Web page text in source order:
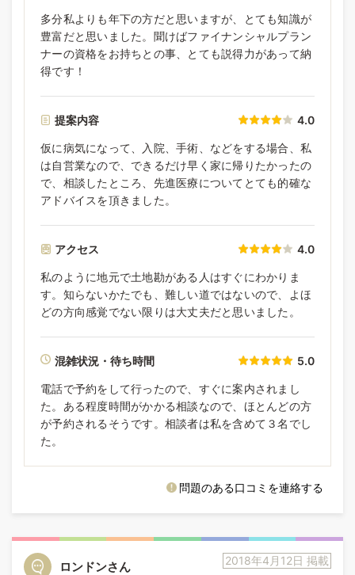
多分私よりも年下の方だと思いますが、とても知識が
豊富だと思いました。聞けばファイナンシャルプラン
ナーの資格をお持ちとの事、とても説得力があって納
得です！
提案内容 4.0
仮に病気になって、入院、手術、などをする場合、私
は自営業なので、できるだけ早く家に帰りたかったの
で、相談したところ、先進医療についてとても的確な
アドバイスを頂きました。
アクセス 4.0
私のように地元で土地勘がある人はすぐにわかりま
す。知らないかたでも、難しい道ではないので、よほ
どの方向感覚でない限りは大丈夫だと思いました。
混雑状況・待ち時間 5.0
電話で予約をして行ったので、すぐに案内されまし
た。ある程度時間がかかる相談なので、ほとんどの方
が予約されるそうです。相談者は私を含めて３名でし
た。
問題のある口コミを連絡する
2018年4月12日 掲載
ロンドンさん